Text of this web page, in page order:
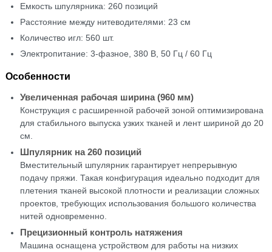
Емкость шпулярника: 260 позиций
Расстояние между нитеводителями: 23 см
Количество игл: 560 шт.
Электропитание: 3-фазное, 380 В, 50 Гц / 60 Гц
Особенности
Увеличенная рабочая ширина (960 мм)
Конструкция с расширенной рабочей зоной оптимизирована
для стабильного выпуска узких тканей и лент шириной до 20
см.
Шпулярник на 260 позиций
Вместительный шпулярник гарантирует непрерывную
подачу пряжи. Такая конфигурация идеально подходит для
плетения тканей высокой плотности и реализации сложных
проектов, требующих использования большого количества
нитей одновременно.
Прецизионный контроль натяжения
Машина оснащена устройством для работы на низких